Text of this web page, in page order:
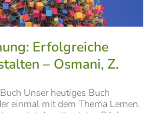
Erfolgreiche
– Osmani, Z.
Unser heutiges Buch
einmal mit dem Thema Lernen.